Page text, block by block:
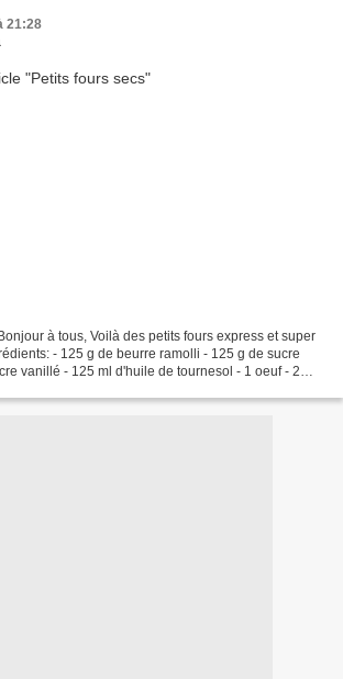
21:28
à tous, Voilà des petits fours express et super
- 125 g de beurre ramolli - 125 g de sucre
vanillé - 125 ml d'huile de tournesol - 1 oeuf - 2